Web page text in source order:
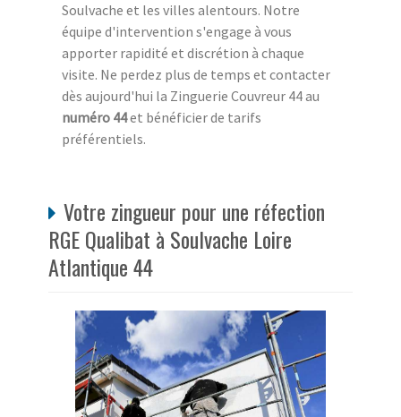
Soulvache et les villes alentours. Notre
équipe d'intervention s'engage à vous
apporter rapidité et discrétion à chaque
visite. Ne perdez plus de temps et contacter
dès aujourd'hui la Zinguerie Couvreur 44 au
numéro 44et bénéficier de tarifs
préférentiels.
Votre zingueur pour une réfection
RGE Qualibat à Soulvache Loire
Atlantique 44